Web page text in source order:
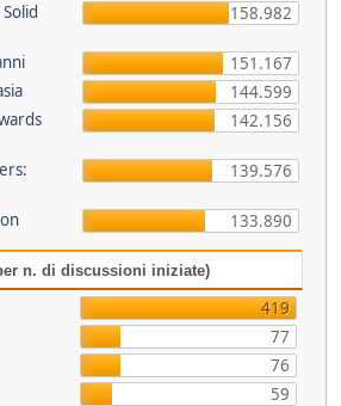
158.982
151.167
144.599
142.156
139.576
133.890
n. di discussioni iniziate)
419
77
76
59